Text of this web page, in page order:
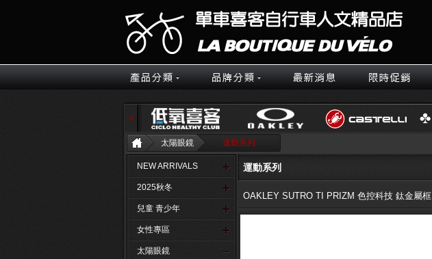
太陽眼鏡 運動系列
NEW ARRIVALS
2025秋冬
兒童 青少年
女性專區
太陽眼鏡
運動系列
OAKLEY SUTRO TI PRIZM 色控科技 鈦金屬框